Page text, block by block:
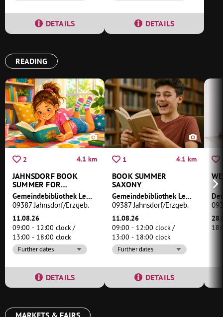
DETAILS DETAILS
READING
2 4.1 km
JAHNSDORF BOOK
SUMMER FOR
PRIMARY SCHOOL
PUPILS
Gemeindebibliothek Leukersdorf
09387 Jahnsdorf/Erzgeb.
11.08.26
09:00 - 12:00 clock
13:00 - 18:00 clock
Further dates
DETAILS
1 4.1 km
BOOK SUMMER
SAXONY
Gemeindebibliothek Leukersdorf
09387 Jahnsdorf/Erzgeb.
11.08.26
09:00 - 12:00 clock
13:00 - 18:00 clock
Further dates
DETAILS
MARKETS & FAIRS